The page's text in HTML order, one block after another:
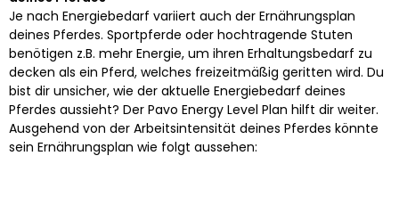
Je nach Energiebedarf variiert auch der Ernährungsplan
deines Pferdes. Sportpferde oder hochtragende Stuten
benötigen z.B. mehr Energie, um ihren Erhaltungsbedarf zu
decken als ein Pferd, welches freizeitmäßig geritten wird. Du
bist dir unsicher, wie der aktuelle Energiebedarf deines
Pferdes aussieht? Der Pavo Energy Level Plan hilft dir weiter.
Ausgehend von der Arbeitsintensität deines Pferdes könnte
sein Ernährungsplan wie folgt aussehen: